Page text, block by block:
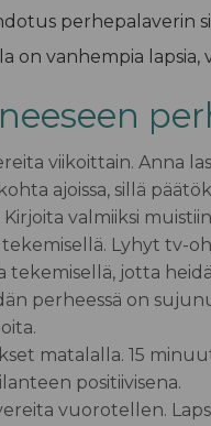
perhepalaverin
on vanhempia
viikoittain. Anna
ajoissa, sillä
Kirjoita valmiiksi
Lyhyt tv-
tekemisellä, jotta
perheessä on
matalalla. 15
positiivisena.
vuorotellen.